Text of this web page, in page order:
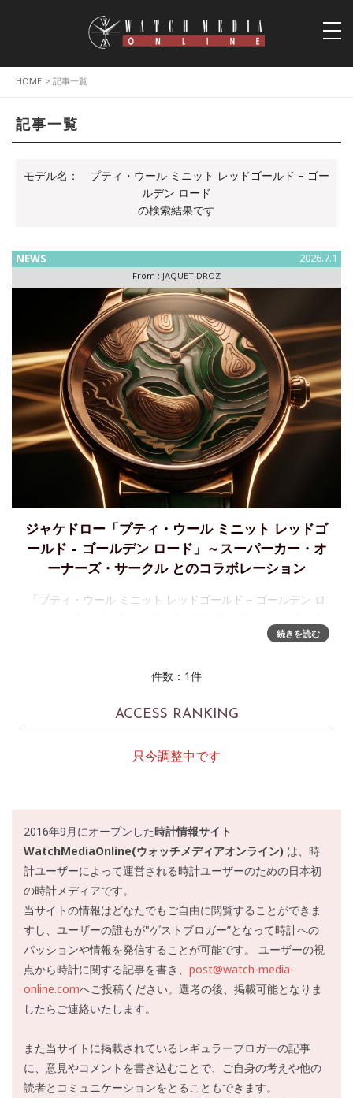
HOME > 記事一覧
記事一覧
モデル名：
プティ・ウール ミニット レッドゴールド – ゴー
ルデン ロード
の検索結果です
NEWS 2026.7.1
From : JAQUET DROZ
ジャケドロー「プティ・ウール ミニット レッドゴ
ールド – ゴールデン ロード」～スーパーカー・オ
ーナーズ・サークル とのコラボレーション
「プティ・ウール ミニット レッドゴールド – ゴールデン ロ
ロージャケ・ドローは、今回初めて、一人のコレクターのた
続きを読む
件数：1件
ACCESS RANKING
只今調整中です
2016年9月にオープンした時計情報サイト
WatchMediaOnline(ウォッチメディアオンライン) は、時
計ユーザーによって運営される時計ユーザーのための日本初
の時計メディアです。
当サイトの情報はどなたでもご自由に閲覧することができま
すし、ユーザーの誰もが"ゲストブロガー”となって時計への
パッションや情報を発信することが可能です。 ユーザーの視
点から時計に関する記事を書き、 post@watch-media-
online.comへご投稿ください。選考の後、掲載可能となりま
したらご連絡いたします。
また当サイトに掲載されているレギュラーブロガーの記事
に、意見やコメントを書き込むことで、ご自身の考えや他の
読者とコミュニケーションをとることもできます。